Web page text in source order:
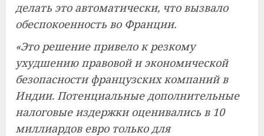
делать это автоматически, что вызвало
обеспокоенность во Франции.
«Это решение привело к резкому
ухудшению правовой и экономической
безопасности французских компаний в
Индии. Потенциальные дополнительные
налоговые издержки оценивались в 10
миллиардов евро только для